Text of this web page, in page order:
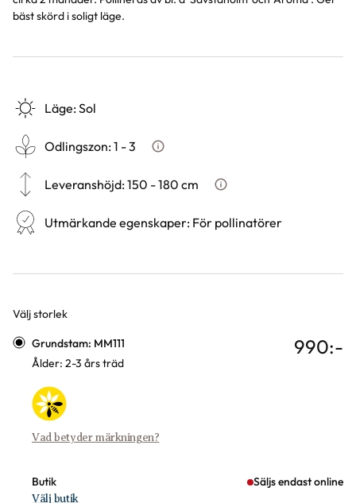
bäst skörd i soligt läge.
Läge:Sol
Odlingszon:1 - 3 Vad är odlingszon?
Leveranshöjd:150 - 180 cm Hur vi mäter leveranshöjd
Utmärkande egenskaper: För pollinatörer
Välj storlek
Varianter
Grundstam: MM111
Ålder: 2-3 års träd
Vad betyder märkningen?
990:-
Butik Säljs endast online
Välj butik